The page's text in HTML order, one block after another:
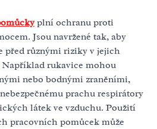
plní ochranu proti
Jsou navržené tak, aby
před různými riziky v jejich
rukavice mohou
nebo bodnými zraněními,
prachu respirátory
látek ve vzduchu. Použití
pracovních pomůcek může